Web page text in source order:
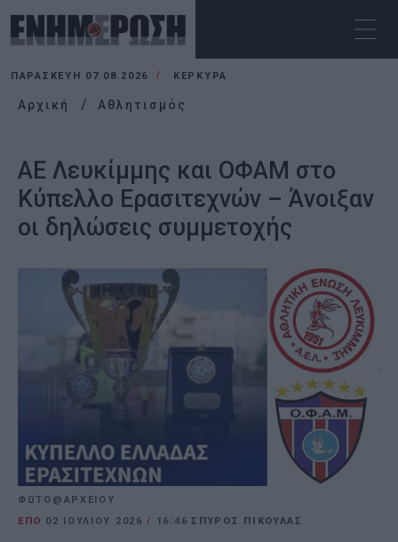
ΠΑΡΑΣΚΕΥΉ 07.08.2026 ΚΕΡΚΥΡΑ
Αρχική Αθλητισμός
ΑΕ Λευκίμμης και ΟΦΑΜ στο
Κύπελλο Ερασιτεχνών – Άνοιξαν
οι δηλώσεις συμμετοχής
ΦΩΤΟ@ΑΡΧΕΙΟΥ
EΠΟ 02 ΙΟΥΛΊΟΥ 2026/ 16:46 ΣΠΥΡΟΣ ΠΙΚΟΥΛΑΣ